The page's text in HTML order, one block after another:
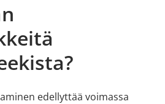
edellyttää voimassa